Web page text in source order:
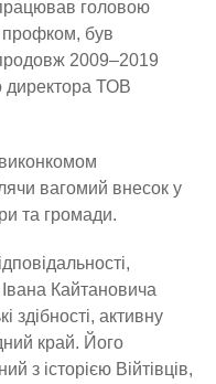
головою
профком, був
2009–2019
директора ТОВ
вагомий внесок у
та громади.
Кайтановича
здібності, активну
край. Його
з історією Війтівців,